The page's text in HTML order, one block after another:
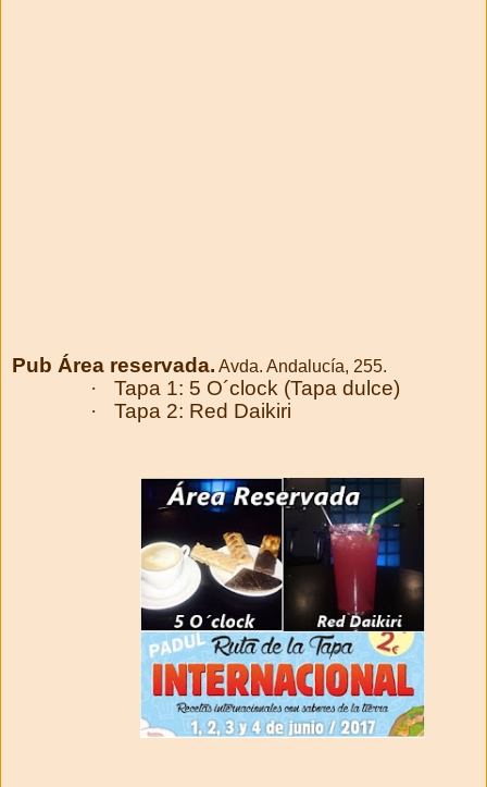
Pub Área reservada. Avda. Andalucía, 255.
·
Tapa 1: 5 O´clock (Tapa dulce)
·
Tapa 2: Red Daikiri